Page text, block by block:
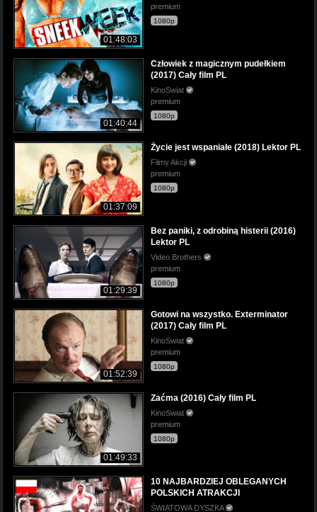
01:48:03
premium
1080p
01:40:44
Człowiek z magicznym pudełkiem
(2017) Cały film PL
KinoSwiat
premium
1080p
01:37:09
Życie jest wspaniałe (2018) Lektor PL
Filmy Akcji
premium
1080p
01:29:39
Bez paniki, z odrobiną histerii (2016)
Lektor PL
Video Brothers
premium
1080p
01:52:39
Gotowi na wszystko. Exterminator
(2017) Cały film PL
KinoSwiat
premium
1080p
01:49:33
Zaćma (2016) Cały film PL
KinoSwiat
premium
1080p
10 NAJBARDZIEJ OBLEGANYCH
POLSKICH ATRAKCJI
ŚWIATOWA DYSZKA